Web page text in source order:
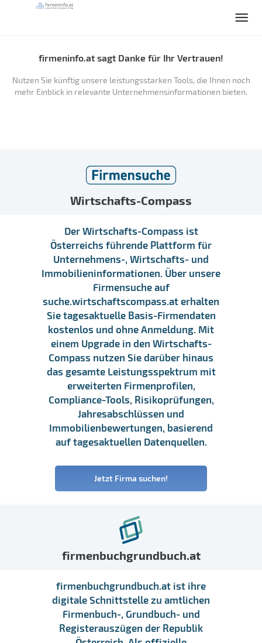
firmeninfo.at sagt Danke für Ihr Vertrauen!
Nutzen Sie künftig unsere leistungsstarken Tools, die Ihnen noch
mehr Einblick in relevante Unternehmensinformationen bieten.
Wirtschafts-Compass
Der Wirtschafts-Compass ist
Österreichs führende Plattform für
Unternehmens-, Wirtschafts- und
Immobilieninformationen. Über unsere
Firmensuche auf
suche.wirtschaftscompass.at erhalten
Sie tagesaktuelle Basis-Firmendaten
kostenlos und ohne Anmeldung. Mit
einem Upgrade in den Wirtschafts-
Compass nutzen Sie darüber hinaus
das gesamte Leistungsspektrum mit
erweiterten Firmenprofilen,
Compliance-Tools, Risikoprüfungen,
Jahresabschlüssen und
Immobilienbewertungen, basierend
auf tagesaktuellen Datenquellen.
Jetzt Firma suchen!
firmenbuchgrundbuch.at
firmenbuchgrundbuch.at ist ihre
digitale Schnittstelle zu amtlichen
Firmenbuch-, Grundbuch- und
Registerauszügen der Republik